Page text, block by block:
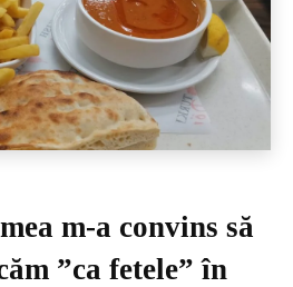
m-a convins să
”ca fetele” în